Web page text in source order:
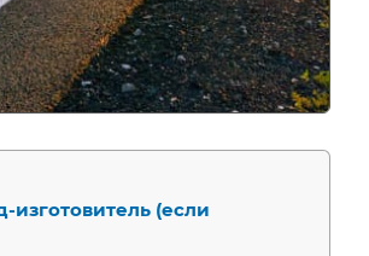
изготовитель (если